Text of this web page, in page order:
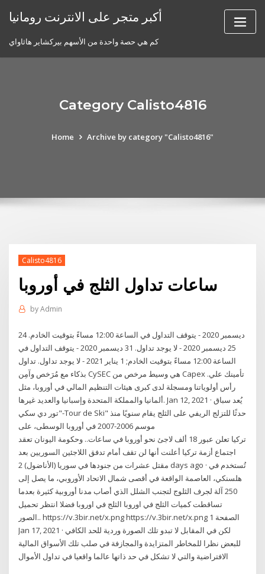
أكبر متجر على الانترنت رومانيا
كم هي حصة واحدة من الأسهم بيركشاير هاثاواي
Category Calisto4816
Home Archive by category "Calisto4816"
Calisto4816
ساعات تداول الثلج في أوروبا
byAdmin
24 ديسمبر 2020 - يتوقف التداول في الساعة 12:00 مساءً بتوقيت الخادم.
25 ديسمبر 2020 - لا يوجد تداول. 31 ديسمبر 2020 - يتوقف التداول في
الساعة 12:00 مساءً بتوقيت الخادم; 1 يناير 2021 - لا يوجد تداول. تداول
بذكاء مع مُرَخص وآمِن CySEC هي وسيط مرخص من Capex .تأمينك علي
رأس أولوياتنا ومسجلة لدى كبرى هيئات التنظيم المالي في أوروبا، مثل
ألمانيا والمملكة المتحدة وإسبانيا والعديد غيرها. Jan 12, 2021 · يُعد سباق
"تور دي سكي-Tour de Ski" حدثًا للتزلج الريفي على الثلج يقام سنويًا منذ
موسم 2006-2007 في أوروبا الوسطى، على
تركيا تعلن عبور 18 ألف لاجئ نحو أوروبا في ساعات.. وحكومة اليونان تعقد
اجتماع أزمة تركيا أعلنت أنها لن تقف أمام تدفق اللاجئين السوريين بعد
مقتل عشرات من جنودها في سوريا (الأناضول) 2 days ago · تُستخدم في
هلسنكي، العاصمة الواقعة في أقصى شمال الاتحاد الأوروبي، ما يصل إلى
250 آلة لجرف الثلوج لتجنب الشلل الذي أصاب مدنا أوروبية كثيرة بعدما
تساقطت كميات الثلج في اوروبا الثلج في اوروبا فضلا انتظر تحميل
الصور.. https://v.3bir.net/x.png https://v.3bir.net/x.png الصفحة 1
Jan 17, 2021 · لكن في المقابل لا تبدو تلك الصورة وردية للحد الكافي
للبعض نظرا للمخاطر المتزايدة والمجازفة في صلب تلك الأسواق المالية
الافتراضية والتي لا تشكل في حد ذاتها عالما واقعيا في تداول الأموال